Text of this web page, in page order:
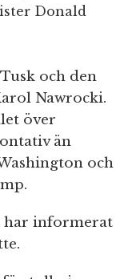
Donald
och den
Nawrocki.
över
än
och
har informerat